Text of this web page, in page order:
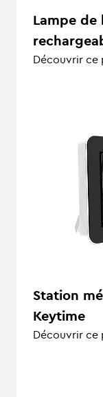
Lampe de
Découvrir ce
Station
Keytime
Découvrir ce